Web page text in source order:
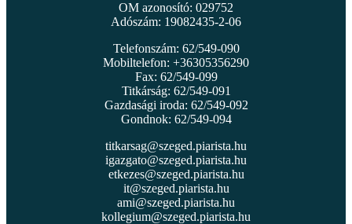
OM azonosító: 029752
Adószám: 19082435-2-06
Telefonszám: 62/549-090
Mobiltelefon: +36305356290
Fax: 62/549-099
Titkárság: 62/549-091
Gazdasági iroda: 62/549-092
Gondnok: 62/549-094
titkarsag@szeged.piarista.hu
igazgato@szeged.piarista.hu
etkezes@szeged.piarista.hu
it@szeged.piarista.hu
ami@szeged.piarista.hu
kollegium@szeged.piarista.hu